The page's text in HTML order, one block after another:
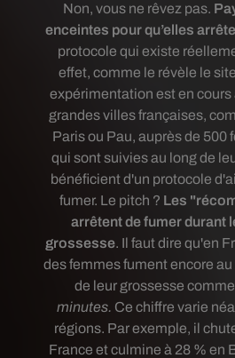
Non, vous ne rêvez pas.
enceintes pour qu’elles
protocole qui existe
effet, comme le révèle le site
expérimentation est en cours
grandes villes françaises,
Paris ou Pau, auprès de 500
qui sont suivies au long de
bénéficient d'un protocole
fumer. Le pitch ? Les
arrêtent de fumer durant
grossesse. Il faut dire qu'en
des femmes fument encore
de leur grossesse
minutes. Ce chiffre varie
régions. Par exemple, il
France et culmine à 28 % en